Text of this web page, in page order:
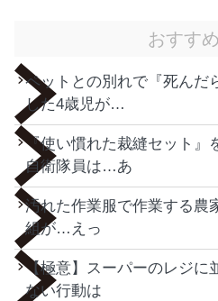
おすす
ペットとの別れで『死んだ
した4歳児が…
『使い慣れた裁縫セット』
自衛隊員は…あ
汚れた作業服で作業する農
組が…えっ
【極意】スーパーのレジに
ない行動は